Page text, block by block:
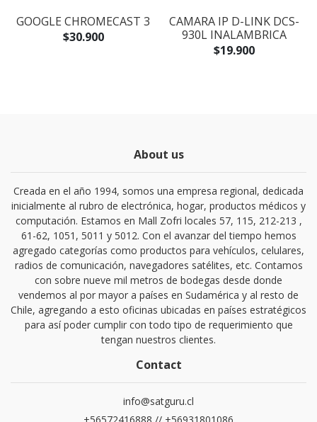
GOOGLE CHROMECAST 3
$30.900
CAMARA IP D-LINK DCS-
930L INALAMBRICA
$19.900
About us
Creada en el año 1994, somos una empresa regional, dedicada
inicialmente al rubro de electrónica, hogar, productos médicos y
computación. Estamos en Mall Zofri locales 57, 115, 212-213 ,
61-62, 1051, 5011 y 5012. Con el avanzar del tiempo hemos
agregado categorías como productos para vehículos, celulares,
radios de comunicación, navegadores satélites, etc. Contamos
con sobre nueve mil metros de bodegas desde donde
vendemos al por mayor a países en Sudamérica y al resto de
Chile, agregando a esto oficinas ubicadas en países estratégicos
para así poder cumplir con todo tipo de requerimiento que
tengan nuestros clientes.
Contact
info@satguru.cl